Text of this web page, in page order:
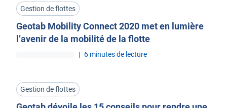
Gestion de flottes
Geotab Mobility Connect 2020 met en lumière
l’avenir de la mobilité de la flotte
| 6 minutes de lecture
Gestion de flottes